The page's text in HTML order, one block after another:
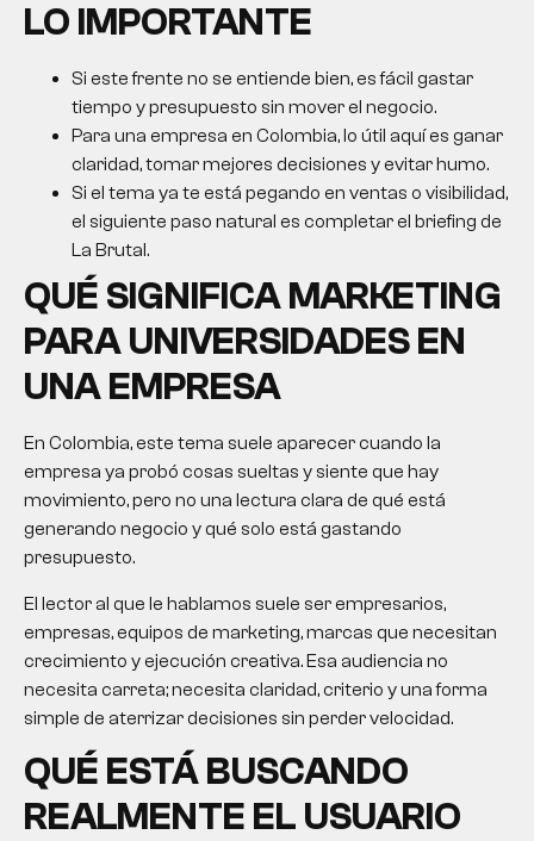
LO IMPORTANTE
Si este frente no se entiende bien, es fácil gastar
tiempo y presupuesto sin mover el negocio.
Para una empresa en Colombia, lo útil aquí es ganar
claridad, tomar mejores decisiones y evitar humo.
Si el tema ya te está pegando en ventas o visibilidad,
el siguiente paso natural es completar el briefing de
La Brutal.
QUÉ SIGNIFICAMARKETING
PARA UNIVERSIDADESEN
UNA EMPRESA
En Colombia, este tema suele aparecer cuando la
empresa ya probó cosas sueltas y siente que hay
movimiento, pero no una lectura clara de qué está
generando negocio y qué solo está gastando
presupuesto.
El lector al que le hablamos suele ser empresarios,
empresas, equipos de marketing, marcas que necesitan
crecimiento y ejecución creativa. Esa audiencia no
necesita carreta; necesita claridad, criterio y una forma
simple de aterrizar decisiones sin perder velocidad.
QUÉ ESTÁ BUSCANDO
REALMENTE EL USUARIO